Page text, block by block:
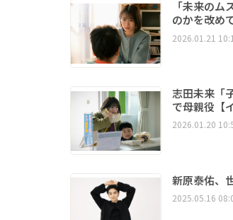
「未来の
のかを改め
2026.01.21
志田未来「
で母親役【
2026.01.20
新原泰佑、
2025.05.16